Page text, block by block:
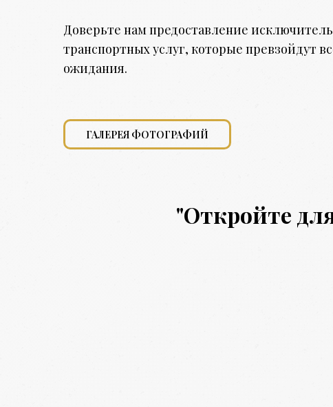
Доверьте нам предоставление
транспортных услуг, которые превзойдут
ожидания.
ГАЛЕРЕЯ ФОТОГРАФИЙ
"Откройте